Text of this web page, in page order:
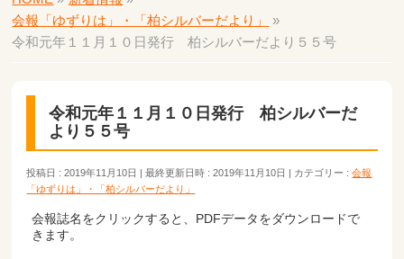
会報「ゆずりは」・「柏シルバーだより」
»
令和元年１１月１０日発行 柏シルバーだより５５号
令和元年１１月１０日発行 柏シルバーだ
より５５号
投稿日 : 2019年11月10日 最終更新日時 : 2019年11月10日 カテゴリー :会報
「ゆずりは」・「柏シルバーだより」
会報誌名をクリックすると、PDFデータをダウンロードで
きます。